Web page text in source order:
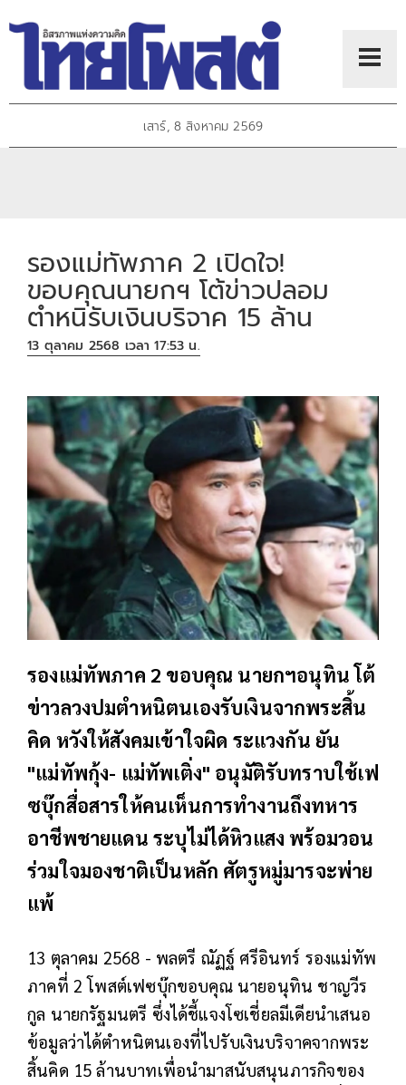
เสาร์, 8 สิงหาคม 2569
รองแม่ทัพภาค 2 เปิดใจ!
ขอบคุณนายกฯ โต้ข่าวปลอม
ตำหนิรับเงินบริจาค 15 ล้าน
13 ตุลาคม 2568 เวลา 17:53 น.
รองแม่ทัพภาค 2 ขอบคุณ นายกฯอนุทิน โต้
ข่าวลวงปมตำหนิตนเองรับเงินจากพระสิ้น
คิด หวังให้สังคมเข้าใจผิด ระแวงกัน ยัน
"แม่ทัพกุ้ง- แม่ทัพเติ่ง" อนุมัติรับทราบใช้เฟ
ซบุ๊กสื่อสารให้คนเห็นการทำงานถึงทหาร
อาชีพชายแดน ระบุไม่ได้หิวแสง พร้อมวอน
ร่วมใจมองชาติเป็นหลัก ศัตรูหมู่มารจะพ่าย
แพ้
13 ตุลาคม 2568 - พลตรี ณัฏฐ์ ศรีอินทร์ รองแม่ทัพ
ภาคที่ 2 โพสต์เฟซบุ๊กขอบคุณ นายอนุทิน ชาญวีร
กูล นายกรัฐมนตรี ซึ่งได้ชี้แจงโซเชี่ยลมีเดียนำเสนอ
ข้อมูลว่าได้ตำหนิตนเองที่ไปรับเงินบริจาคจากพระ
สิ้นคิด 15 ล้านบาทเพื่อนำมาสนับสนุนภารกิจของ